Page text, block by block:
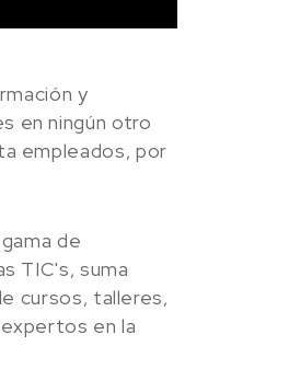
y
en ningún otro
empleados, por
de
TIC's, suma
cursos, talleres,
en la